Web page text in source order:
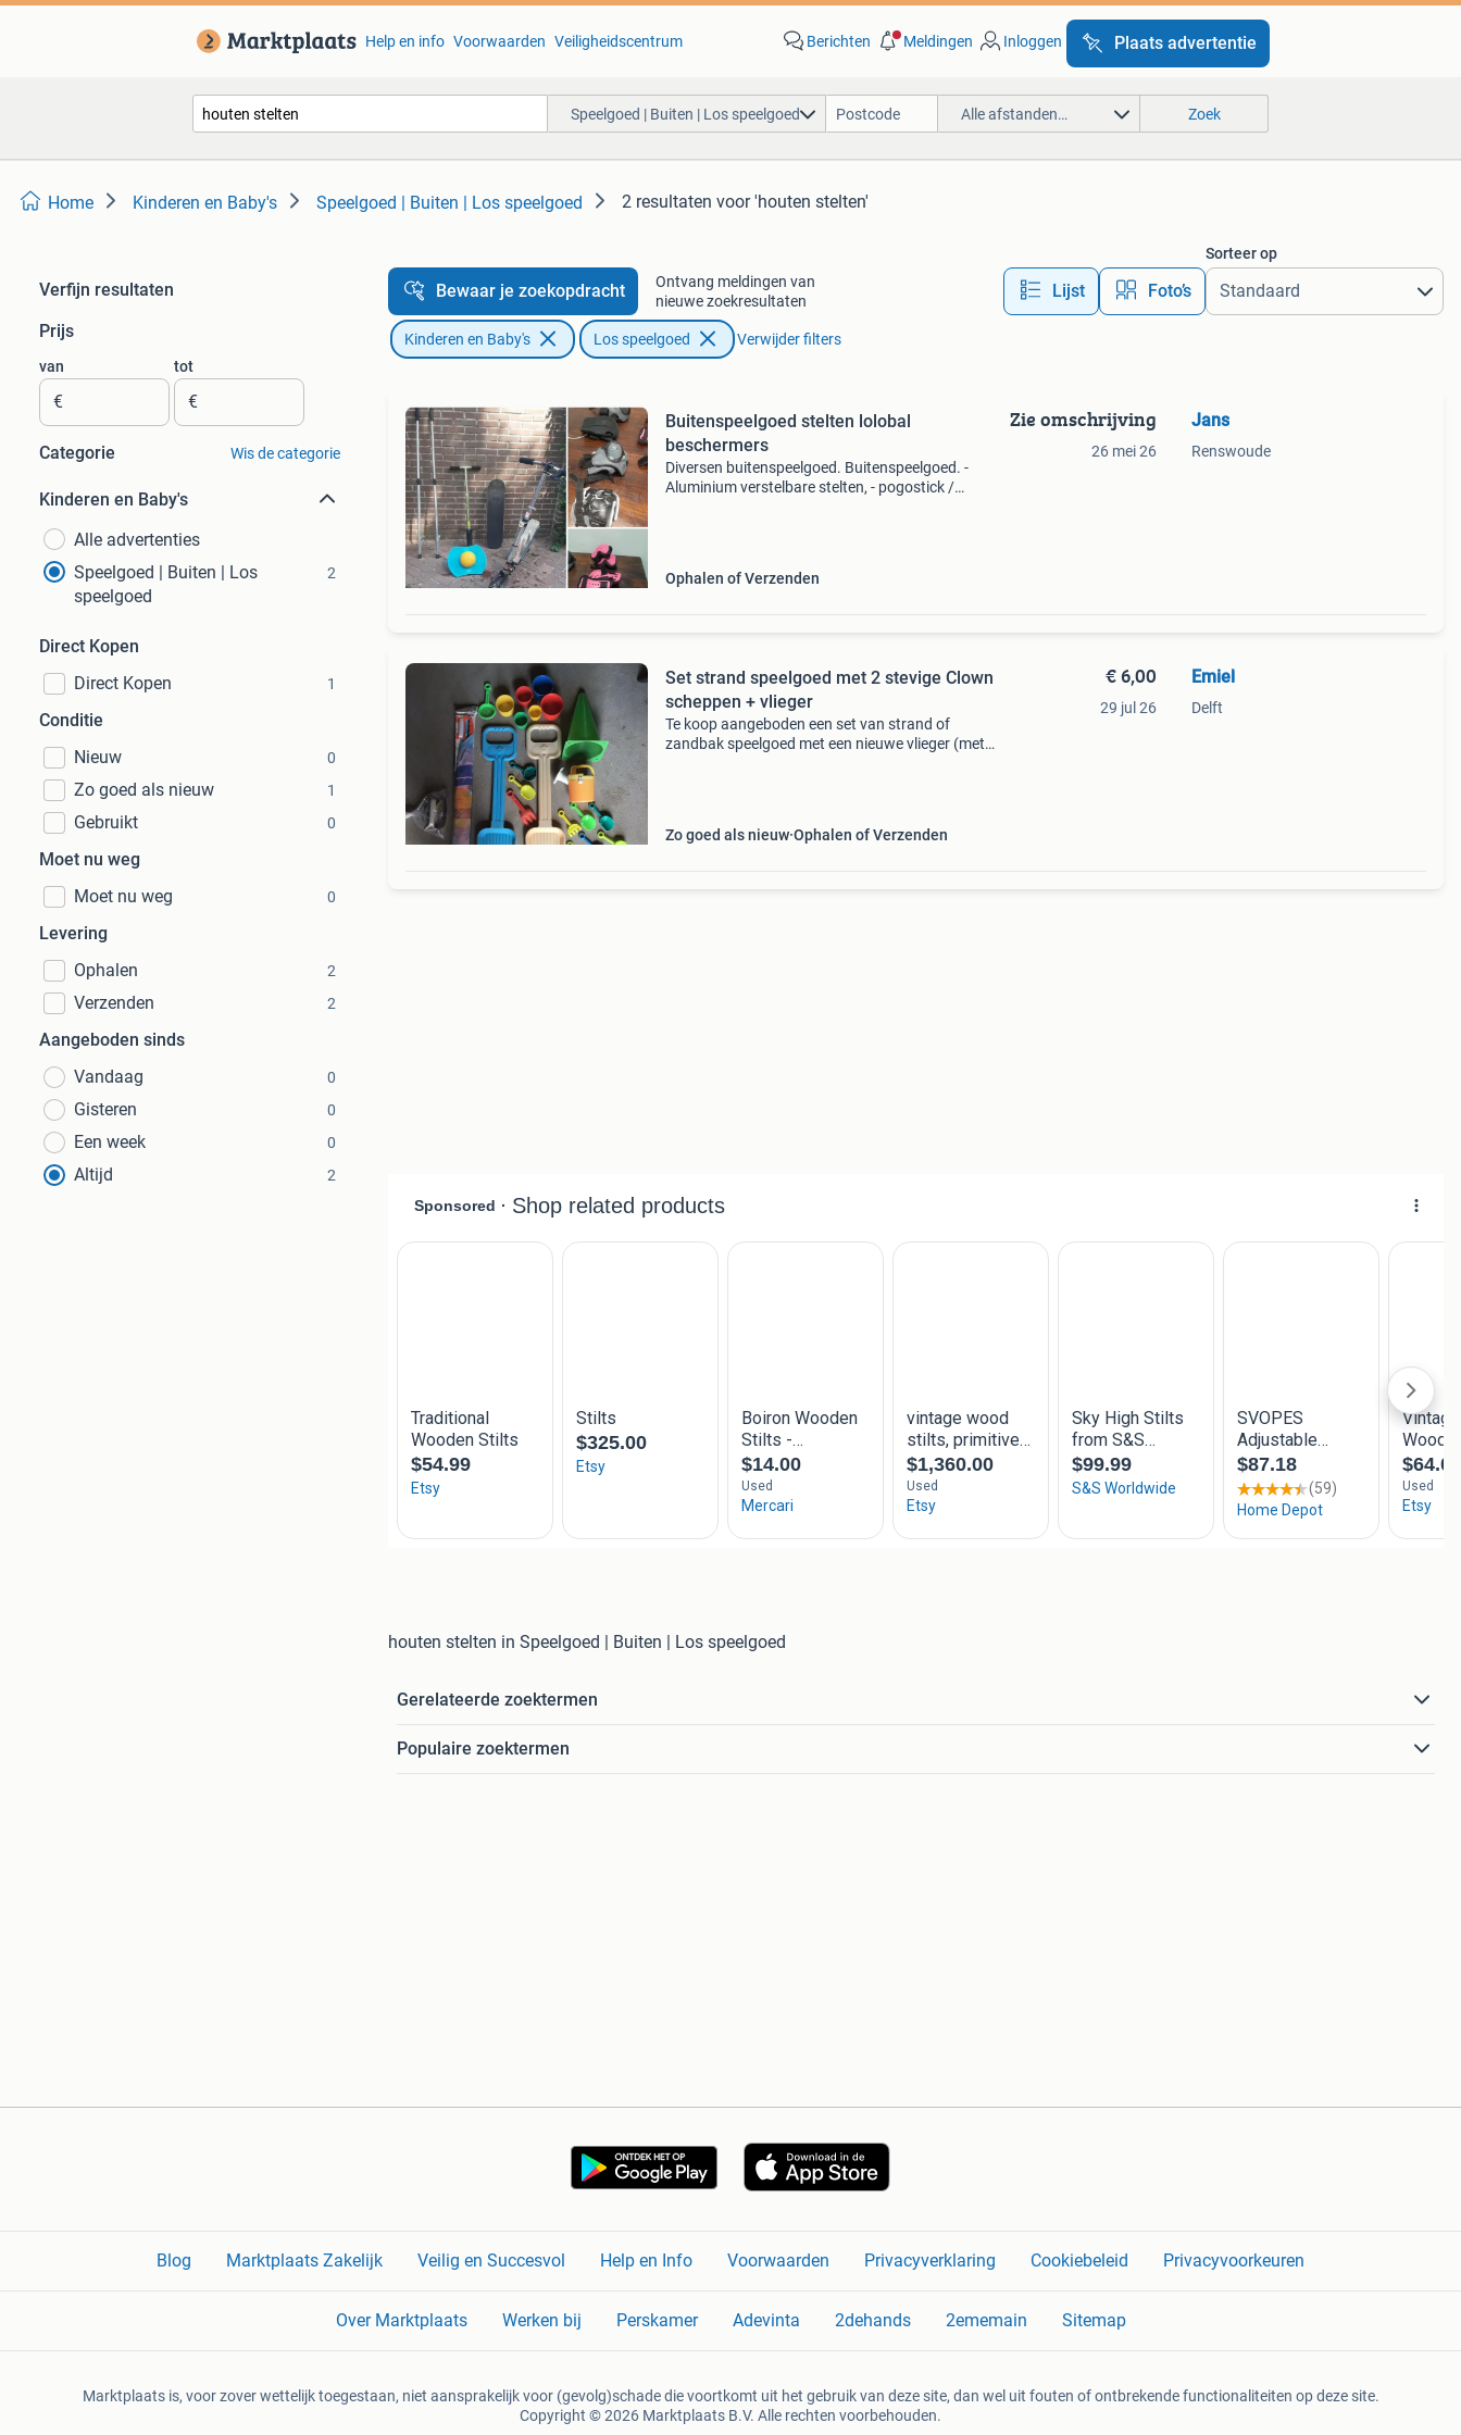
Help en info Voorwaarden Veiligheidscentrum Berichten Meldingen Inloggen Plaats advertentie
Speelgoed | Buiten | Los speelgoed Alle afstanden… Zoek
Home Kinderen en Baby's Speelgoed | Buiten | Los speelgoed 2 resultaten voor 'houten stelten'
Verfijn resultaten
Prijs
van
€
tot
€
Categorie Wis de categorie
Kinderen en Baby's
Alle advertenties
Speelgoed | Buiten | Los
speelgoed
2
Direct Kopen
Direct Kopen
1
Conditie
Nieuw
0
Zo goed als nieuw 1
Gebruikt 0
Moet nu weg
Moet nu weg
0
Levering
Ophalen
2
Verzenden 2
Aangeboden sinds
Vandaag
0
Gisteren 0
Een week 0
Altijd 2
Bewaar je zoekopdracht
Ontvang meldingen van
nieuwe zoekresultaten
Lijst Foto’s
Sorteer op
Kinderen en Baby's Los speelgoed Verwijder filters
Buitenspeelgoed stelten lolobal
beschermers
Diversen buitenspeelgoed. Buitenspeelgoed. -
Aluminium verstelbare stelten, - pogostick /
Ophalen of Verzenden
Zie omschrijving
26 mei 26
Jans
Renswoude
Set strand speelgoed met 2 stevige Clown
scheppen + vlieger
Te koop aangeboden een set van strand of
zandbak speelgoed met een nieuwe vlieger (met
Zo goed als nieuw Ophalen of Verzenden
€ 6,00
29 jul 26
Emiel
Delft
houten stelten in Speelgoed | Buiten | Los speelgoed
Gerelateerde zoektermen
Populaire zoektermen
Blog Marktplaats Zakelijk Veilig en Succesvol Help en Info Voorwaarden Privacyverklaring Cookiebeleid Privacyvoorkeuren
Over Marktplaats Werken bij Perskamer Adevinta 2dehands 2ememain Sitemap
Marktplaats is, voor zover wettelijk toegestaan, niet aansprakelijk voor (gevolg)schade die voortkomt uit het gebruik van deze site, dan wel uit fouten of ontbrekende functionaliteiten op deze site.
Copyright © 2026 Marktplaats B.V. Alle rechten voorbehouden.